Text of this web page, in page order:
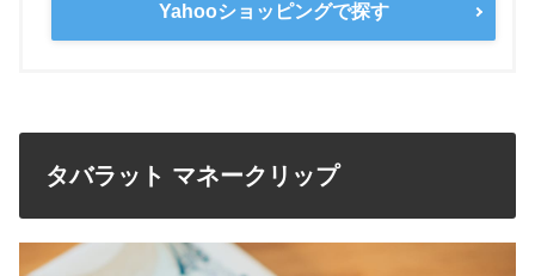
Yahooショッピングで探す
タバラット マネークリップ